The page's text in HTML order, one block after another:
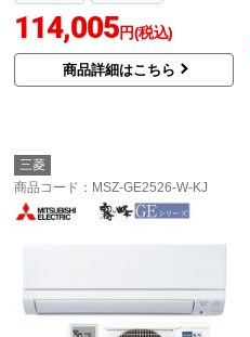
114,005円(税込)
商品詳細はこちら
三菱
商品コード ：MSZ-GE2526-W-KJ